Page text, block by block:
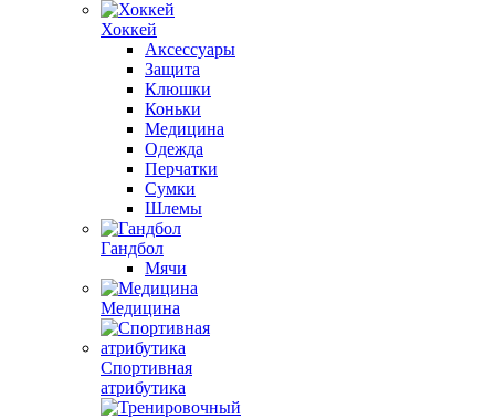
Хоккей
Аксессуары
Защита
Клюшки
Коньки
Медицина
Одежда
Перчатки
Сумки
Шлемы
Гандбол
Мячи
Медицина
Спортивная
атрибутика